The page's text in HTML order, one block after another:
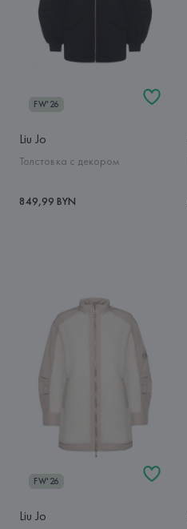
FW'26
Liu Jo
Толстовка с декором
849,99 BYN
FW'26
Liu Jo